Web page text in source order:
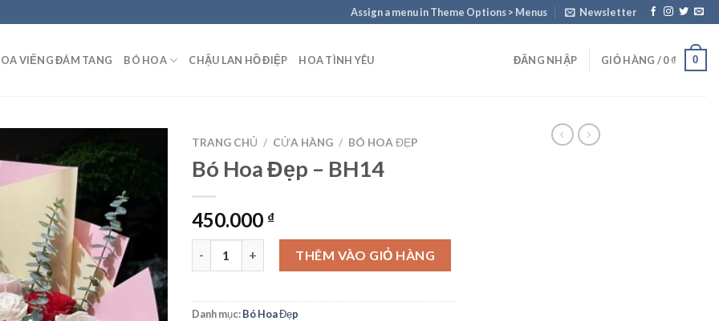
Assign a menu in Theme Options > Menus Newsletter
VIẾNG ĐÁM TANG BÓ HOA CHẬU LAN HỒ ĐIỆP HOA TÌNH YÊU ĐĂNG NHẬP GIỎ HÀNG /0₫ 0
TRANG CHỦ / CỬA HÀNG / BÓ HOA ĐẸP
Bó Hoa Đẹp – BH14
450.000 ₫
Bó Hoa Đẹp - BH14 số lượngTHÊM VÀO GIỎ HÀNG
Danh mục:Bó Hoa Đẹp